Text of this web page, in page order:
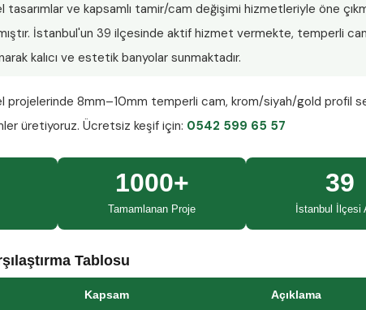
tasarımlar ve kapsamlı tamir/cam değişimi hizmetleriyle öne
. İstanbul'un 39 ilçesinde aktif hizmet vermekte, temperli
kalıcı ve estetik banyolar sunmaktadır.
projelerinde 8mm–10mm temperli cam, krom/siyah/gold profil
üretiyoruz. Ücretsiz keşif için: 0542 599 65 57
1000+
Tamamlanan Proje
39
İstanbul İlçesi
Tablosu
Kapsam Açıklama